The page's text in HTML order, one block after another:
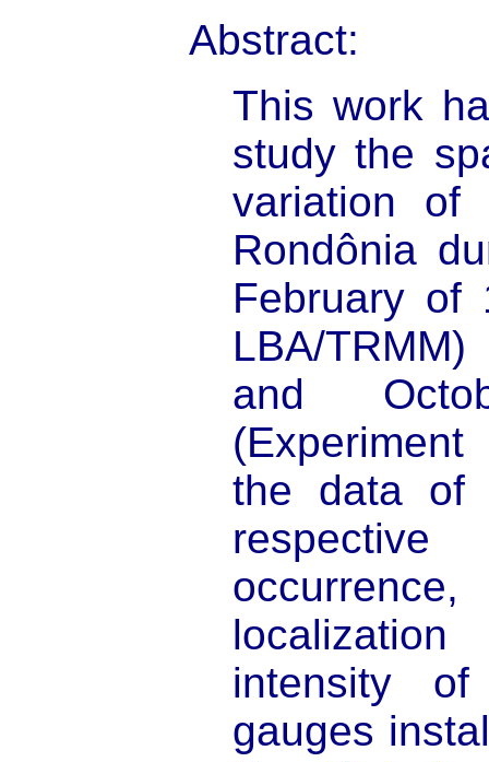
Abstract:
This work
study the
variation of
Rondônia
February of
LBA/
and
(Experiment
the data of
intensity
gauges